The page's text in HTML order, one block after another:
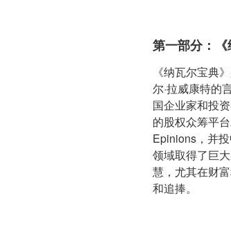
第一部分：
《纳瓦尔宝典
尔·拉威康特的
国企业家和投
的股权众筹平
Epinions，并
领域取得了巨
慧，尤其在财
和追捧。